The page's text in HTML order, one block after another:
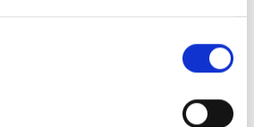
È STATO UTILE?